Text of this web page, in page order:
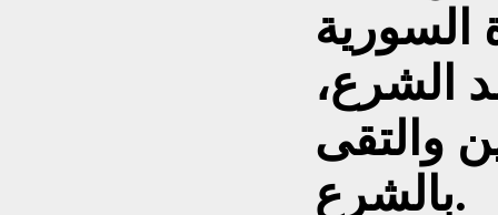
السورية
الشرع،
والتقى
بالشرع.